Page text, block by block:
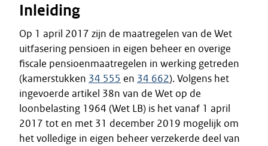
Inleiding
Op 1 april 2017 zijn de maatregelen van de Wet
uitfasering pensioen in eigen beheer en overige
fiscale pensioenmaatregelen in werking getreden
(kamerstukken 34 555 en 34 662). Volgens het
ingevoerde artikel 38n van de Wet op de
loonbelasting 1964 (Wet LB) is het vanaf 1 april
2017 tot en met 31 december 2019 mogelijk om
het volledige in eigen beheer verzekerde deel van